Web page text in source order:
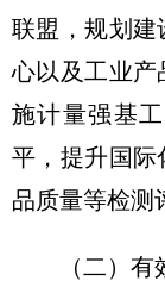
联盟，规划建
心以及工业产
施计量强基
平，提升国际
品质量等检测
（二）